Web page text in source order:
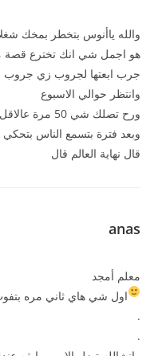
والله ياأنوس بتخطر بمخك
هو اجمل شي انك تخترع قصة
جرب ابعتها لجروب زي جروب
وانتظر حوالي الاسبوع
ورح تصلك شي 50 مرة عالاقل
وبعد فترة بتسمع الناس بتحكي
قال نهاية العالم قال
anas
معلم أمجد
اول شي هاي ثاني مره
.
.